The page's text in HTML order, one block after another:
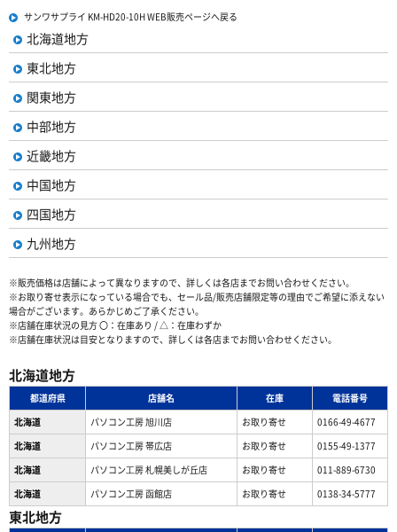
サンワサプライ KM-HD20-10H WEB販売ページへ戻る
北海道地方
東北地方
関東地方
中部地方
近畿地方
中国地方
四国地方
九州地方
※販売価格は店舗によって異なりますので、詳しくは各店までお問い合わせください。
※お取り寄せ表示になっている場合でも、セール品/販売店舗限定等の理由でご希望に添えない
場合がございます。あらかじめご了承ください。
※店舗在庫状況の見方 〇：在庫あり / △：在庫わずか
※店舗在庫状況は目安となりますので、詳しくは各店までお問い合わせください。
北海道地方
都道府県 店舗名 在庫
電話番号
北海道
パソコン工房 旭川店 お取り寄せ
0166-49-4677
北海道
パソコン工房 帯広店 お取り寄せ
0155-49-1377
北海道
パソコン⼯房 札幌美しが丘店 お取り寄せ
011-889-6730
北海道
パソコン工房 函館店 お取り寄せ 0138-34-5777
東北地方